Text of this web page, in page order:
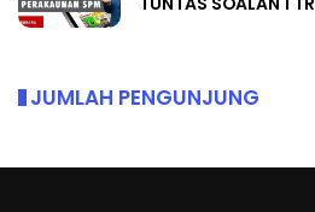
JUMLAH PENGUNJUNG